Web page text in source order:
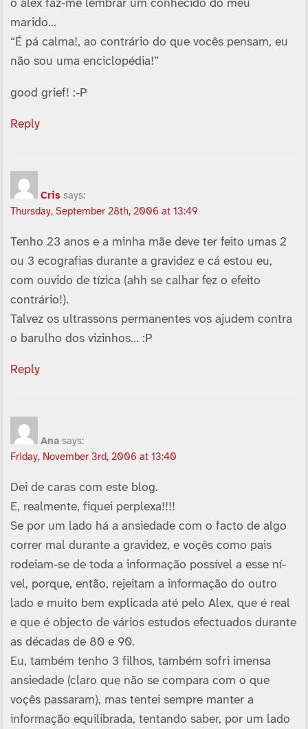
o alex faz-me lembrar um conhecido do meu
marido…
“É pá calma!, ao contrário do que vocês pensam, eu
não sou uma enciclopédia!”
good grief! :-P
Reply
Cris says:
Thursday, September 28th, 2006 at 13:49
Tenho 23 anos e a minha mãe deve ter feito umas 2
ou 3 ecografias durante a gravidez e cá estou eu,
com ouvido de tí­zica (ahh se calhar fez o efeito
contrário!).
Talvez os ultrassons permanentes vos ajudem contra
o barulho dos vizinhos… :P
Reply
Ana says:
Friday, November 3rd, 2006 at 13:40
Dei de caras com este blog.
E, realmente, fiquei perplexa!!!!
Se por um lado há a ansiedade com o facto de algo
correr mal durante a gravidez, e voçês como pais
rodeiam-se de toda a informação possí­vel a esse ní­
vel, porque, então, rejeitam a informação do outro
lado e muito bem explicada até pelo Alex, que é real
e que é objecto de vários estudos efectuados durante
as décadas de 80 e 90.
Eu, também tenho 3 filhos, também sofri imensa
ansiedade (claro que não se compara com o que
voçês passaram), mas tentei sempre manter a
informação equilibrada, tentando saber, por um lado